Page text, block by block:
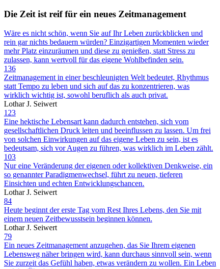
Die Zeit ist reif für ein neues Zeitmanagement
Wäre es nicht schön, wenn Sie auf Ihr Leben zurückblicken und
rein gar nichts bedauern würden? Einzigartigen Momenten wieder
mehr Platz einzuräumen und diese zu genießen, statt Stress zu
zulassen, kann wertvoll für das eigene Wohlbefinden sein.
136
Zeitmanagement in einer beschleunigten Welt bedeutet, Rhythmus
statt Tempo zu leben und sich auf das zu konzentrieren, was
wirklich wichtig ist, sowohl beruflich als auch privat.
Lothar J. Seiwert
123
Eine hektische Lebensart kann dadurch entstehen, sich vom
gesellschaftlichen Druck leiten und beeinflussen zu lassen. Um frei
von solchen Einwirkungen auf das eigene Leben zu sein, ist es
bedeutsam, sich vor Augen zu führen, was wirklich im Leben zählt.
103
Nur eine Veränderung der eigenen oder kollektiven Denkweise, ein
so genannter Paradigmenwechsel, führt zu neuen, tieferen
Einsichten und echten Entwicklungschancen.
Lothar J. Seiwert
84
Heute beginnt der erste Tag vom Rest Ihres Lebens, den Sie mit
einem neuen Zeitbewusstsein beginnen können.
Lothar J. Seiwert
79
Ein neues Zeitmanagement anzugehen, das Sie Ihrem eigenen
Lebensweg näher bringen wird, kann durchaus sinnvoll sein, wenn
Sie zurzeit das Gefühl haben, etwas verändern zu wollen. Ein Leben